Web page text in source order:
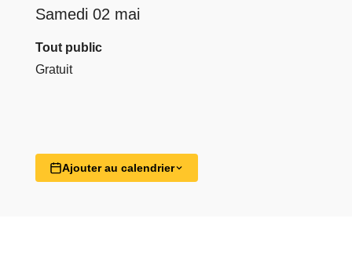
Samedi 02 mai
Tout public
Gratuit
Ajouter au calendrier